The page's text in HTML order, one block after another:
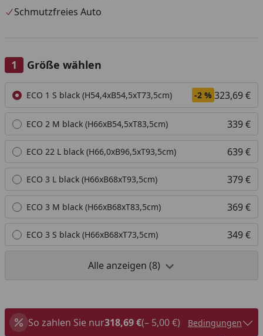
Schmutzfreies Auto
Größe wählen
Alle anzeigen (8)
ECO 1 S black (H54,4xB54,5xT73,5cm) -2 % 323,69 €
ECO 2 M black (H66xB54,5xT83,5cm) 339 €
ECO 22 L black (H66,0xB96,5xT93,5cm) 639 €
ECO 3 L black (H66xB68xT93,5cm) 379 €
ECO 3 M black (H66xB68xT83,5cm) 369 €
ECO 3 S black (H66xB68xT73,5cm) 349 €
Alle anzeigen (8)
So zahlen Sie nur318,69 €(– 5,00 €) Bedingungen